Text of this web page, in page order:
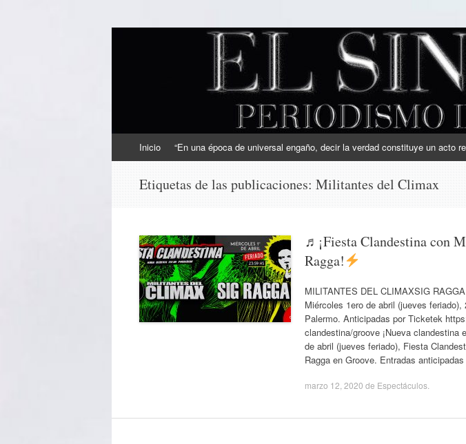
EL SINDICAL
Periodismo Inteligente
al
Inicio “En una época de universal engaño, decir la verdad constituye un acto
Etiquetas de las publicaciones: Militantes del Climax
♬¡Fiesta Clandestina con
Ragga!
MILITANTES DEL CLIMAXSIG
Miércoles 1ero de abril (jueves
Palermo. Anticipadas por Ticketek
clandestina/groove ¡Nueva
de abril (jueves feriado), Fiesta
Ragga en Groove. Entradas
marzo 12, 2020 de Espectáculos